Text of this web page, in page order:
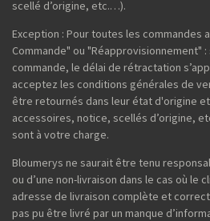
scellé d’origine, etc.…).
Exception : Pour toutes les commandes
Commande" ou "Réapprovisionnement"
commande, le délai de rétractation
acceptez les conditions générales de
être retournés dans leur état d'origine
accessoires, notice, scellés d’origine,
sont à votre charge.
Bloumerys ne saurait être tenu
ou d’une non-livraison dans le cas où le
adresse de livraison complète et
pas pu être livré par un manque